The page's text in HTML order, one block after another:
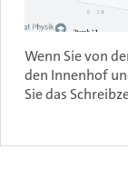
Wenn Sie von
den Innenhof
Sie das